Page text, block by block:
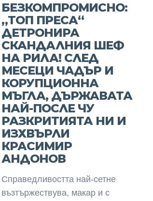
БЕЗКОМПРОМИСНО:
„ТОП ПРЕСА“
ДЕТРОНИРА
СКАНДАЛНИЯ ШЕФ
НА РИЛА! СЛЕД
МЕСЕЦИ ЧАДЪР И
КОРУПЦИОННА
МЪГЛА, ДЪРЖАВАТА
НАЙ-ПОСЛЕ ЧУ
РАЗКРИТИЯТА НИ И
ИЗХВЪРЛИ
КРАСИМИР
АНДОНОВ
Справедливостта най-сетне
възтържествува, макар и с